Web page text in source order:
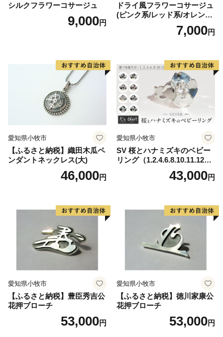
シルクフラワーコサージュ
9,000円
ドライ風フラワーコサージュ
(ピンク系/レッド系/オレンジ
系/ホワイト系/イエロー系/グ
リーン系/ブルー系）7,000円
愛知県小牧市
【ふるさと納税】織田木瓜ペ
ンダントネックレス(大)
46,000円
愛知県小牧市
SV 桜とハナミズキのベビー
リング（1.2.4.6.8.10.11.12
43,000円
愛知県小牧市
【ふるさと納税】豊臣秀吉公
花押ブローチ
53,000円
愛知県小牧市
【ふるさと納税】徳川家康公
花押ブローチ
53,000円